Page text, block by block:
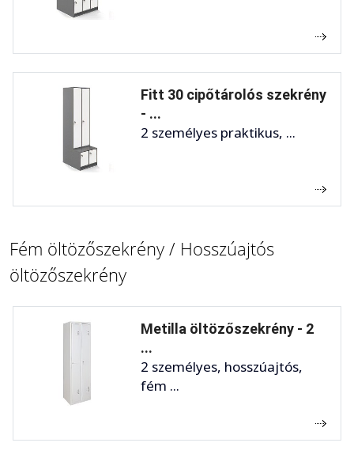
Fitt 30 cipőtárolós szekrény
- ...
2 személyes praktikus, ...
Fém öltözőszekrény / Hosszúajtós
öltözőszekrény
Metilla öltözőszekrény - 2
...
2 személyes, hosszúajtós,
fém ...